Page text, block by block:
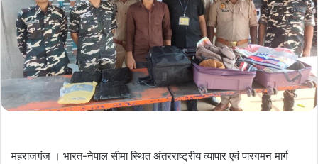
महराजगंज । भारत-नेपाल सीमा स्थित अंतरराष्ट्रीय व्यापार एवं पारगमन मार्ग